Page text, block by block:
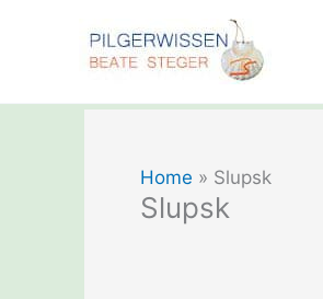
Home » Slupsk
Slupsk